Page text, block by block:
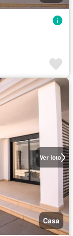
Ver foto
Casa